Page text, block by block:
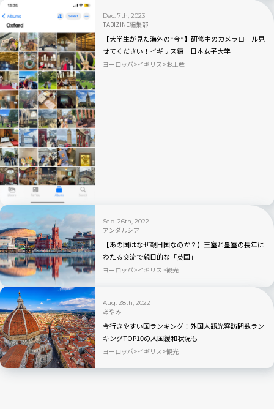
Dec. 7th, 2023
TABIZINE編集部
【大学生が見た海外の“今”】研修中のカメラロール見
せてください！イギリス編｜日本女子大学
×TABIZINE10周年
ヨーロッパ イギリス お土産
Sep. 26th, 2022
アンダルシア
【あの国はなぜ親日国なのか？】王室と皇室の長年に
わたる交流で親日的な「英国」
ヨーロッパ イギリス 観光
Aug. 28th, 2022
あやみ
今行きやすい国ランキング！外国人観光客訪問数ラン
キングTOP10の入国緩和状況も
ヨーロッパ イギリス 観光